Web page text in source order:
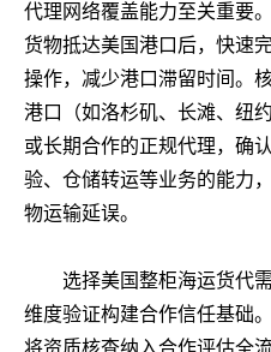
代理网络覆盖能力至关重要
货物抵达美国港口后，快速
操作，减少港口滞留时间。
港口（如洛杉矶、长滩、纽
或长期合作的正规代理，确
验、仓储转运等业务的能力
物运输延误。
选择美国整柜海运货代需
维度验证构建合作信任基础
将资质核查纳入合作评估全